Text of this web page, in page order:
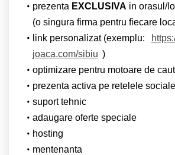
prezenta EXCLUSIVA in orasul/
(o singura firma pentru fiecare
link personalizat (exemplu:
joaca.com/sibiu )
optimizare pentru motoare de
prezenta activa pe retelele sociale
suport tehnic
adaugare oferte speciale
hosting
mentenanta